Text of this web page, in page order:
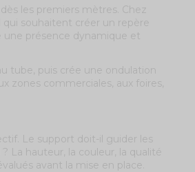
les premiers mètres. Chez
qui souhaitent créer un repère
une présence dynamique et
tube, puis crée une ondulation
zones commerciales, aux foires,
Le support doit-il guider les
La hauteur, la couleur, la qualité
avant la mise en place.